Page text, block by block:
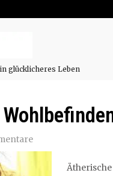
glücklicheres Leben